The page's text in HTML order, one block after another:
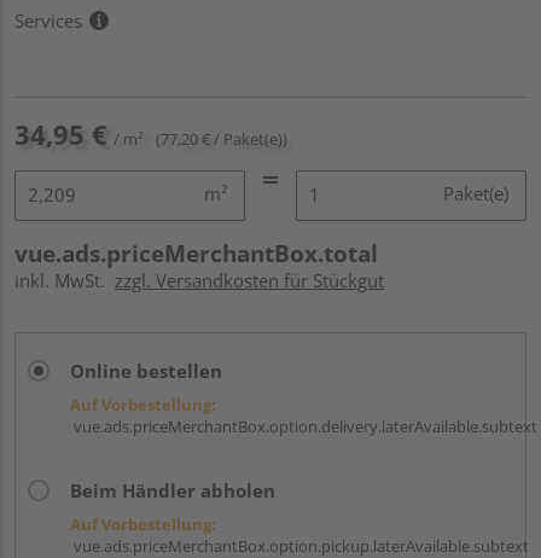
Services
34,95 € / m² (77,20 € / Paket(e))
m² Paket(e)
vue.ads.priceMerchantBox.total
inkl. MwSt. zzgl. Versandkosten für Stückgut
Online bestellen
Auf Vorbestellung:
vue.ads.priceMerchantBox.option.delivery.laterAvailable.subtext
Beim Händler abholen
Auf Vorbestellung:
vue.ads.priceMerchantBox.option.pickup.laterAvailable.subtext